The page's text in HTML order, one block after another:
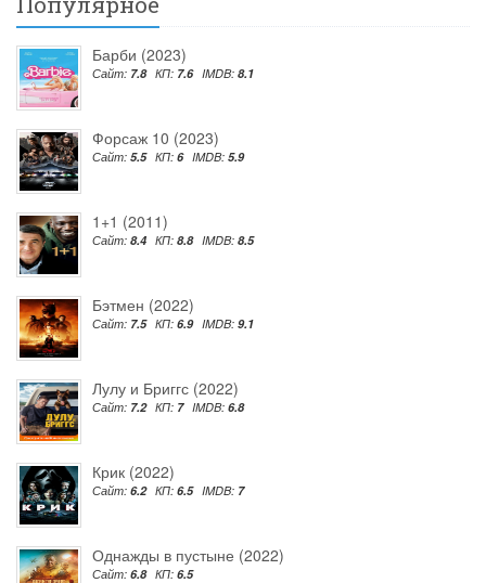
Барби (2023)
Сайт: 7.8 КП: 7.6 IMDB: 8.1
Форсаж 10 (2023)
Сайт: 5.5 КП: 6 IMDB: 5.9
1+1 (2011)
Сайт: 8.4 КП: 8.8 IMDB: 8.5
Бэтмен (2022)
Сайт: 7.5 КП: 6.9 IMDB: 9.1
Лулу и Бриггс (2022)
Сайт: 7.2 КП: 7 IMDB: 6.8
Крик (2022)
Сайт: 6.2 КП: 6.5 IMDB: 7
Однажды в пустыне (2022)
Сайт: 6.8 КП: 6.5